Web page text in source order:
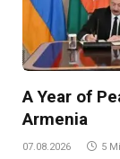
A Year of
Armenia
07.08.2026 5